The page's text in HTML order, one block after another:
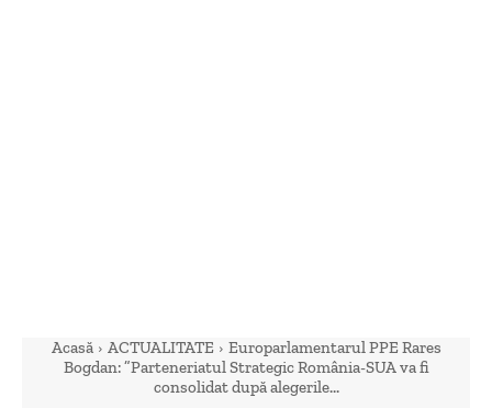
Acasă ACTUALITATE
Europarlamentarul PPE Rares
Bogdan: ”Parteneriatul Strategic România-SUA va fi
consolidat după alegerile...